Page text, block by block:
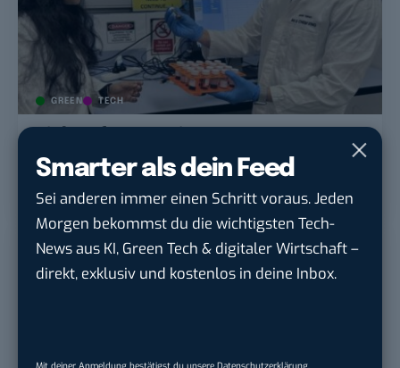
Smarter als dein Feed
Sei anderen immer einen Schritt voraus. Jeden
Morgen bekommst du die wichtigsten Tech-
News aus KI, Green Tech & digitaler Wirtschaft –
direkt, exklusiv und kostenlos in deine Inbox.
Mit deiner Anmeldung bestätigst du unsere Datenschutzerklärung
GREEN TECH
Katalysator erhöht Lebensdauer und